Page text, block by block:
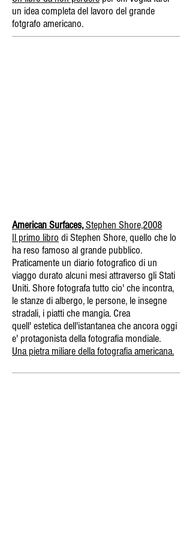
un idea completa del lavoro del grande
fotgrafo americano.
American Surfaces,Stephen Shore,2008
Il primo libro di Stephen Shore, quello che lo
ha reso famoso al grande pubblico.
Praticamente un diario fotografico di un
viaggo durato alcuni mesi attraverso gli Stati
Uniti. Shore fotografa tutto cio' che incontra,
le stanze di albergo, le persone, le insegne
stradali, i piatti che mangia. Crea
quell' estetica dell'istantanea che ancora oggi
e' protagonista della fotografia mondiale.
Una pietra miliare della fotografia americana.